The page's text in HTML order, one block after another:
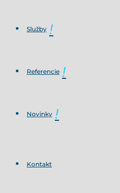
Služby
Referencie
Novinky
Kontakt